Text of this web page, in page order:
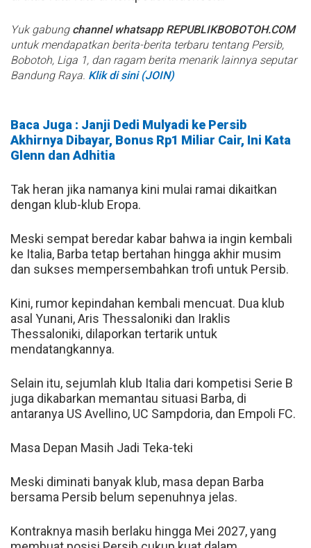
Yuk gabung channel whatsapp REPUBLIKBOBOTOH.COM
untuk mendapatkan berita-berita terbaru tentang Persib,
Bobotoh, Liga 1, dan ragam berita menarik lainnya seputar
Bandung Raya. Klik di sini (JOIN)
Baca Juga : Janji Dedi Mulyadi ke Persib
Akhirnya Dibayar, Bonus Rp1 Miliar Cair, Ini Kata
Glenn dan Adhitia
Tak heran jika namanya kini mulai ramai dikaitkan
dengan klub-klub Eropa.
Meski sempat beredar kabar bahwa ia ingin kembali
ke Italia, Barba tetap bertahan hingga akhir musim
dan sukses mempersembahkan trofi untuk Persib.
Kini, rumor kepindahan kembali mencuat. Dua klub
asal Yunani,Aris Thessaloniki dan Iraklis
Thessaloniki, dilaporkan tertarik untuk
mendatangkannya.
Selain itu, sejumlah klub Italia dari kompetisi Serie B
juga dikabarkan memantau situasi Barba, di
antaranya US Avellino, UC Sampdoria, dan Empoli FC.
Masa Depan Masih Jadi Teka-teki
Meski diminati banyak klub, masa depan Barba
bersama Persib belum sepenuhnya jelas.
Kontraknya masih berlaku hingga Mei 2027,yang